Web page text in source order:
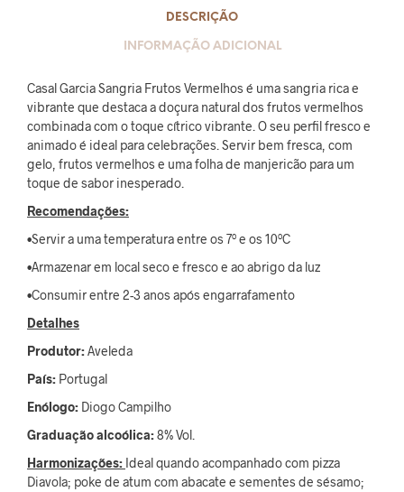
DESCRIÇÃO
INFORMAÇÃO ADICIONAL
Casal Garcia Sangria Frutos Vermelhos é uma sangria rica e
vibrante que destaca a doçura natural dos frutos vermelhos
combinada com o toque cítrico vibrante. O seu perfil fresco e
animado é ideal para celebrações. Servir bem fresca, com
gelo, frutos vermelhos e uma folha de manjericão para um
toque de sabor inesperado.
Recomendações:
•Servir a uma temperatura entre os 7º e os 10ºC
•Armazenar em local seco e fresco e ao abrigo da luz
•Consumir entre 2-3 anos após engarrafamento
Detalhes
Produtor:Aveleda
País: Portugal
Enólogo: Diogo Campilho
Graduação alcoólica:8% Vol.
Harmonizações: Ideal quando acompanhado com pizza
Diavola; poke de atum com abacate e sementes de sésamo;